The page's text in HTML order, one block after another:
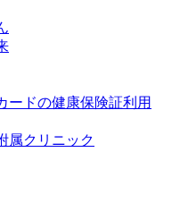
ードの健康保険証利用
属クリニック